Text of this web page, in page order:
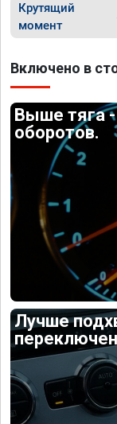
Крутящий
момент
Включено в
Выше тяга -
оборотов.
Лучше